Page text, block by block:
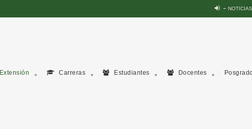
NOTICIAS
Extensión Carreras Estudiantes Docentes